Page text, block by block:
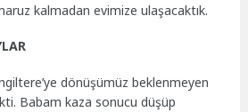
kalmadan evimize ulaşacaktık.
dönüşümüz beklenmeyen
Babam kaza sonucu düşüp